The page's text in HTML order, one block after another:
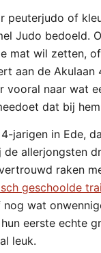
peuterjudo of
Judo bedoeld.
mat wil zetten,
aan de Akulaan
vooral naar wat
dat bij
jarigen in Ede,
allerjongsten
raken
geschoolde
wat
eerste echte
leuk.